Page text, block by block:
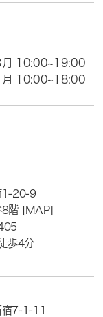
月 10:00~19:00
10:00~18:00
1-20-9
8階 [MAP]
歩4分
宿7-1-11